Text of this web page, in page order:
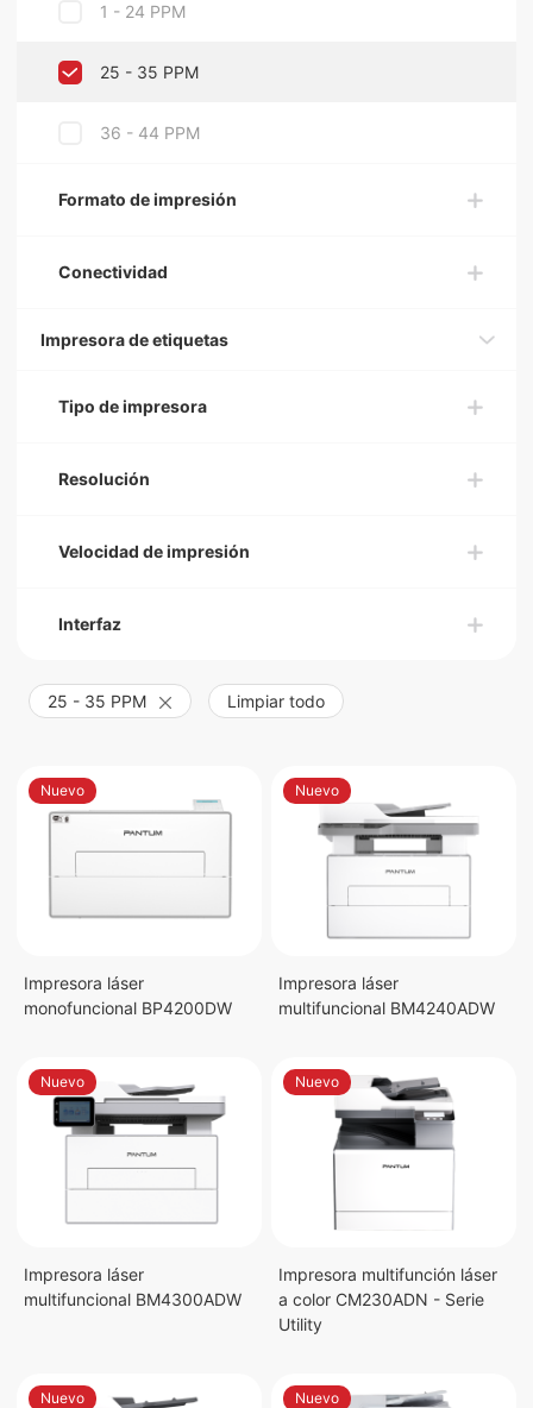
1 - 24 PPM
25 - 35 PPM
36 - 44 PPM
Formato de impresión
Conectividad
Impresora de etiquetas
Tipo de impresora
Resolución
Velocidad de impresión
Interfaz
25 - 35 PPM Limpiar todo
Nuevo
Impresora láser
monofuncional BP4200DW
Nuevo
Impresora láser
multifuncional BM4240ADW
Nuevo
Impresora láser
multifuncional BM4300ADW
Nuevo
Impresora multifunción láser
a color CM230ADN - Serie
Utility
Nuevo Nuevo